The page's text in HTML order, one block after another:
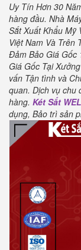
Uy Tín Hơn 30
hàng đầu. Nhà
Sắt Xuất Khẩu Mỹ
Việt Nam Và Trên
Đảm Bảo Giá Gốc
Giá Gốc Tại
vấn Tận tình và
quan. Dịch vụ chu
hàng. Két Sắt
dụng, Bảo trì sản